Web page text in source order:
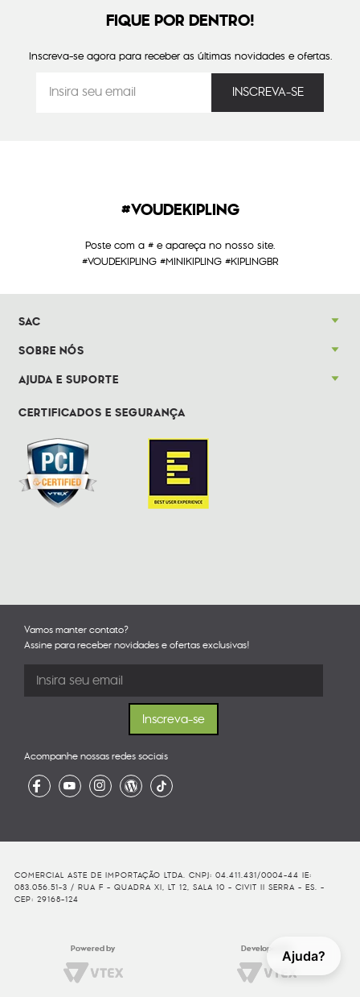
Ajuda?
FIQUE POR DENTRO!
Inscreva-se agora para receber as últimas novidades e ofertas.
#VOUDEKIPLING
Poste com a # e apareça no nosso site.
#VOUDEKIPLING #MINIKIPLING #KIPLINGBR
SAC
SOBRE NÓS
AJUDA E SUPORTE
CERTIFICADOS E SEGURANÇA
Vamos manter contato?
Assine para receber novidades e ofertas exclusivas!
Acompanhe nossas redes sociais
COMERCIAL ASTE DE IMPORTAÇÃO LTDA. CNPJ: 04.411.431/0004-44 IE:
083.056.51-3 / RUA F - QUADRA XI, LT 12, SALA 10 - CIVIT II SERRA - ES. -
CEP: 29168-124
Powered by Developed By